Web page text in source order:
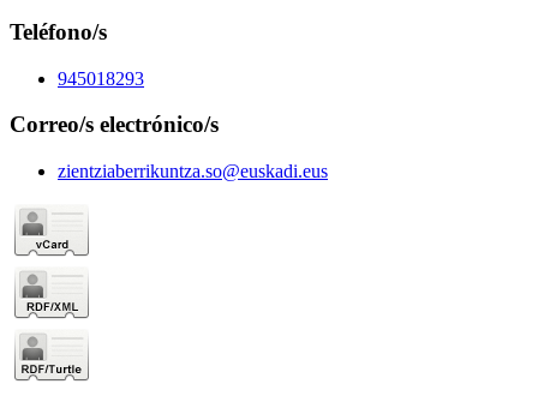
Teléfono/s
945018293
Correo/s electrónico/s
zientziaberrikuntza.so@euskadi.eus